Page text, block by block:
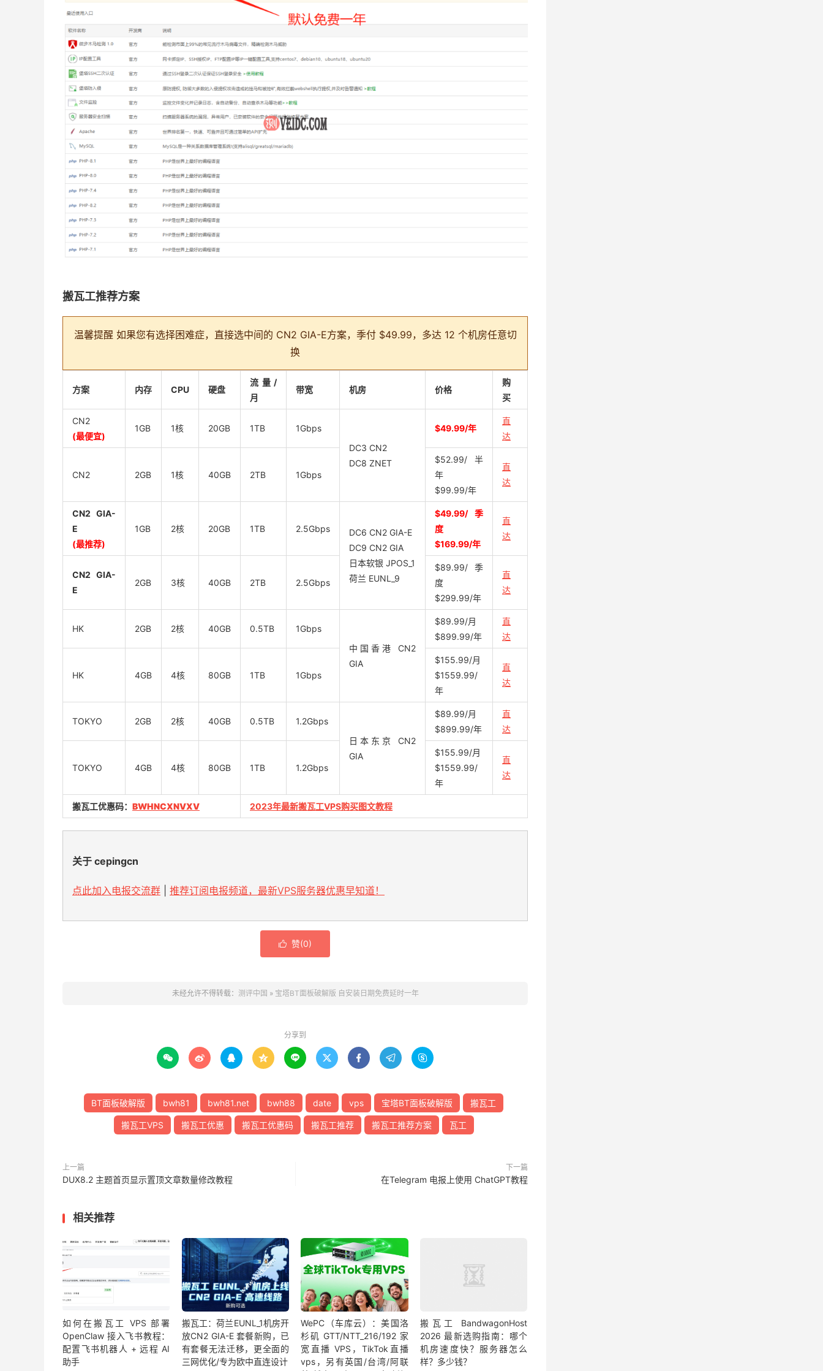
搬瓦工推荐方案
温馨提醒 如果您有选择困难症，直接选中间的 CN2 GIA-E方案，季付 $49.99，多达 12 个机房任意切
换
方案 内存 CPU 硬盘
流量/
月
带宽 机房 价格
购
买
CN2
(最便宜)
1GB 1核 20GB 1TB
1Gbps
DC3 CN2
DC8 ZNET
$49.99/年
直
达
CN2 2GB 1核 40GB 2TB 1Gbps
$52.99/半
年
$99.99/年
直
达
CN2 GIA-
E
(最推荐)
1GB 2核 20GB 1TB 2.5Gbps
DC6 CN2 GIA-E
DC9 CN2 GIA
日本软银 JPOS_1
荷兰 EUNL_9
$49.99/季
度
$169.99/年
直
达
CN2 GIA-
E
2GB 3核 40GB 2TB 2.5Gbps
$89.99/季
度
$299.99/年
直
达
HK 2GB 2核 40GB 0.5TB
1Gbps
中国香港 CN2
GIA
$89.99/月
$899.99/年
直
达
HK 4GB 4核 80GB 1TB 1Gbps
$155.99/月
$1559.99/
年
直
达
TOKYO 2GB 2核 40GB 0.5TB
1.2Gbps
日本东京 CN2
GIA
$89.99/月
$899.99/年
直
达
TOKYO 4GB 4核 80GB 1TB 1.2Gbps
$155.99/月
$1559.99/
年
直
达
搬瓦工优惠码： BWHNCXNVXV 2023年最新搬瓦工VPS购买图文教程
关于 cepingcn
点此加入电报交流群 推荐订阅电报频道，最新VPS服务器优惠早知道！
 赞(0)
未经允许不得转载： 测评中国 » 宝塔BT面板破解版 自安装日期免费延时一年
分享到
        
BT面板破解版 bwh81 bwh81.net bwh88 date vps 宝塔BT面板破解版 搬瓦工
搬瓦工VPS 搬瓦工优惠 搬瓦工优惠码 搬瓦工推荐 搬瓦工推荐方案 瓦工
上一篇
DUX8.2 主题首页显示置顶文章数量修改教程
下一篇
在Telegram 电报上使用 ChatGPT教程
相关推荐
如何在搬瓦工 VPS 部署
OpenClaw 接入飞书教程：
配置飞书机器人 + 远程 AI
助手
搬瓦工：荷兰EUNL_1机房开
放CN2 GIA-E 套餐新购，已
有套餐无法迁移，更全面的
三网优化/专为欧中直连设计
WePC（车库云）：美国洛
杉矶 GTT/NTT_216/192 家
宽直播 VPS，TikTok直播
vps，另有英国/台湾/阿联
搬瓦工 BandwagonHost
2026 最新选购指南：哪个
机房速度快？服务器怎么
样？多少钱？